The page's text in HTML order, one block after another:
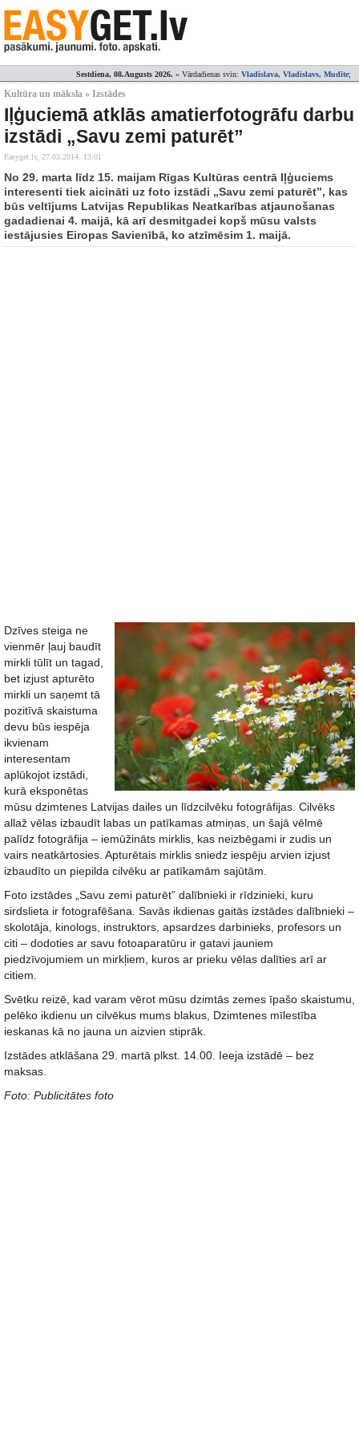
Sestdiena, 08.Augusts 2026. » Vārdadienas svin: Vladislava, Vladislavs, Mudīte;
Kultūra un māksla » Izstādes
Iļģuciemā atklās amatierfotogrāfu darbu
izstādi „Savu zemi paturēt”
Easyget.lv, 27.03.2014. 13:01
No 29. marta līdz 15. maijam Rīgas Kultūras centrā Iļģuciems
interesenti tiek aicināti uz foto izstādi „Savu zemi paturēt”, kas
būs veltījums Latvijas Republikas Neatkarības atjaunošanas
gadadienai 4. maijā, kā arī desmitgadei kopš mūsu valsts
iestājusies Eiropas Savienībā, ko atzīmēsim 1. maijā.
Dzīves steiga ne
vienmēr ļauj baudīt
mirkli tūlīt un tagad,
bet izjust apturēto
mirkli un saņemt tā
pozitīvā skaistuma
devu būs iespēja
ikvienam
interesentam
aplūkojot izstādi,
kurā eksponētas
mūsu dzimtenes Latvijas dailes un līdzcilvēku fotogrāfijas. Cilvēks
allaž vēlas izbaudīt labas un patīkamas atmiņas, un šajā vēlmē
palīdz fotogrāfija – iemūžināts mirklis, kas neizbēgami ir zudis un
vairs neatkārtosies. Apturētais mirklis sniedz iespēju arvien izjust
izbaudīto un piepilda cilvēku ar patīkamām sajūtām.
Foto izstādes „Savu zemi paturēt” dalībnieki ir rīdzinieki, kuru
sirdslieta ir fotografēšana. Savās ikdienas gaitās izstādes dalībnieki –
skolotāja, kinologs, instruktors, apsardzes darbinieks, profesors un
citi – dodoties ar savu fotoaparatūru ir gatavi jauniem
piedzīvojumiem un mirkļiem, kuros ar prieku vēlas dalīties arī ar
citiem.
Svētku reizē, kad varam vērot mūsu dzimtās zemes īpašo skaistumu,
pelēko ikdienu un cilvēkus mums blakus, Dzimtenes mīlestība
ieskanas kā no jauna un aizvien stiprāk.
Izstādes atklāšana 29. martā plkst. 14.00. Ieeja izstādē – bez
maksas.
Foto: Publicitātes foto